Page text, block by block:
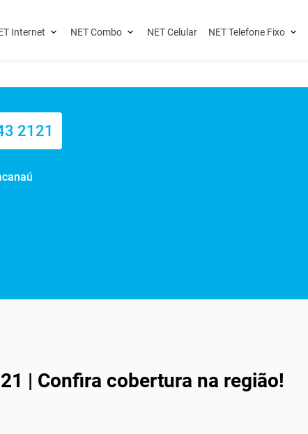
Internet NET Combo NET Celular NET Telefone Fixo
2121
| Confira cobertura na região!